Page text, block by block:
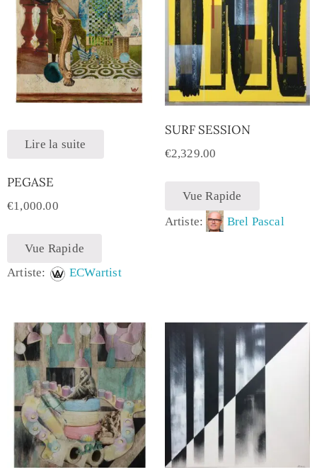
Lire la suite
PEGASE
€1,000.00
Vue Rapide
Artiste:
ECWartist
SURF SESSION
€2,329.00
Vue Rapide
Artiste:
Brel Pascal